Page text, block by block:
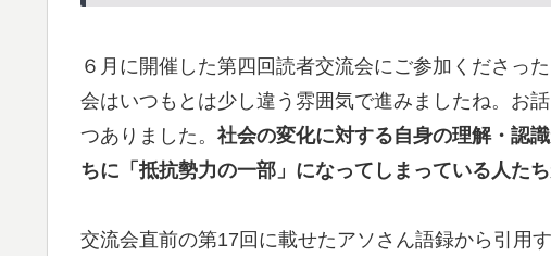
６月に開催した第四回読者交流会にご参加くださっ
会はいつもとは少し違う雰囲気で進みましたね。お
つありました。 社会の変化に対する自身の理解・認
ちに「抵抗勢力の一部」になってしまっている人た
交流会直前の第17回に載せたアソさん語録から引用